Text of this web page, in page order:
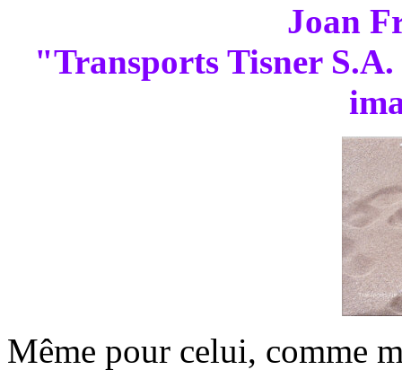
Joan
"Transports Tisner S.A.
Même pour celui, comme